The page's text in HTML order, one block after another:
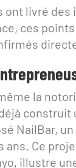
ont livré des
ces points
la
NailBar,
ans. Ce
illustre